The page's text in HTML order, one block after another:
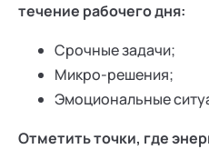
течение рабочего дня:
Срочные задачи;
Микро-решения;
Эмоциональные
Отметить точки, где